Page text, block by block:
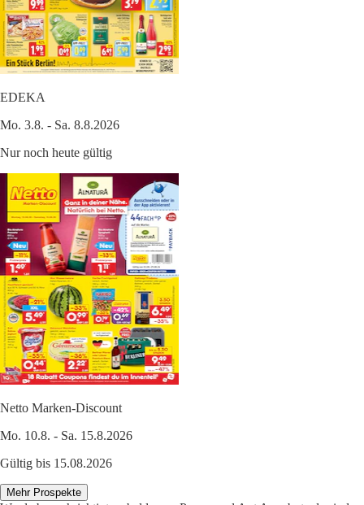
EDEKA
Mo. 3.8. - Sa. 8.8.2026
Nur noch heute gültig
Netto Marken-Discount
Mo. 10.8. - Sa. 15.8.2026
Gültig bis 15.08.2026
Mehr Prospekte